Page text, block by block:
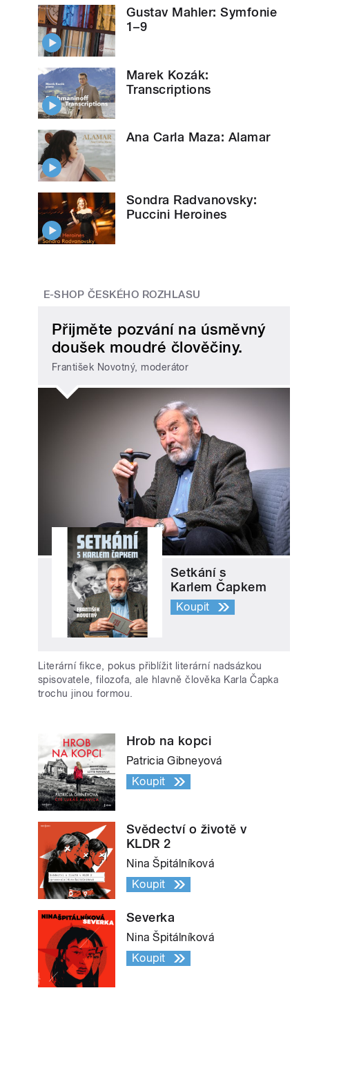
Gustav Mahler: Symfonie
1–9
Marek Kozák:
Transcriptions
Ana Carla Maza: Alamar
Sondra Radvanovsky:
Puccini Heroines
E-SHOP ČESKÉHO ROZHLASU
Přijměte pozvání na úsměvný
doušek moudré člověčiny.
František Novotný, moderátor
Setkání s
Karlem Čapkem
Koupit
Literární fikce, pokus přiblížit literární nadsázkou
spisovatele, filozofa, ale hlavně člověka Karla Čapka
trochu jinou formou.
Hrob na kopci
Patricia Gibneyová
Koupit
Svědectví o životě v
KLDR 2
Nina Špitálníková
Koupit
Severka
Nina Špitálníková
Koupit